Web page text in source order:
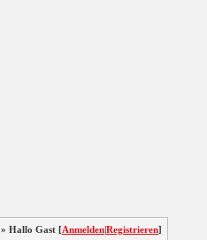
» Hallo Gast [Anmelden|Registrieren]